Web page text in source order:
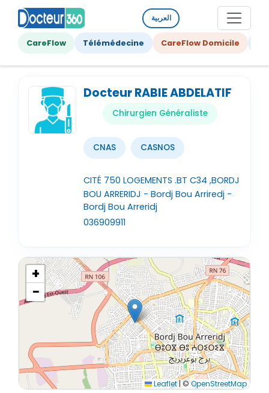
العربية
CareFlow Télémédecine CareFlow Domicile
Docteur RABIE ABDELATIF
Chirurgien Généraliste
CNAS CASNOS
CITÉ 750 LOGEMENTS .BT C34 ,BORDJ
BOU ARRERIDJ - Bordj Bou Arriredj -
Bordj Bou Arreridj
036909911
+
−
Leaflet|©OpenStreetMap